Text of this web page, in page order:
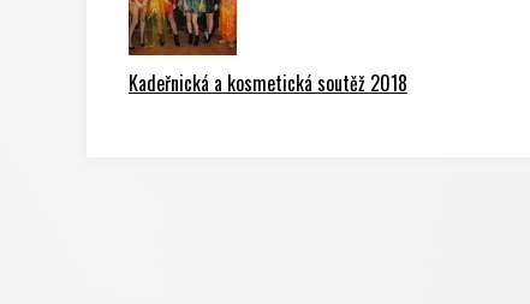
Kadeřnická a kosmetická soutěž 2018